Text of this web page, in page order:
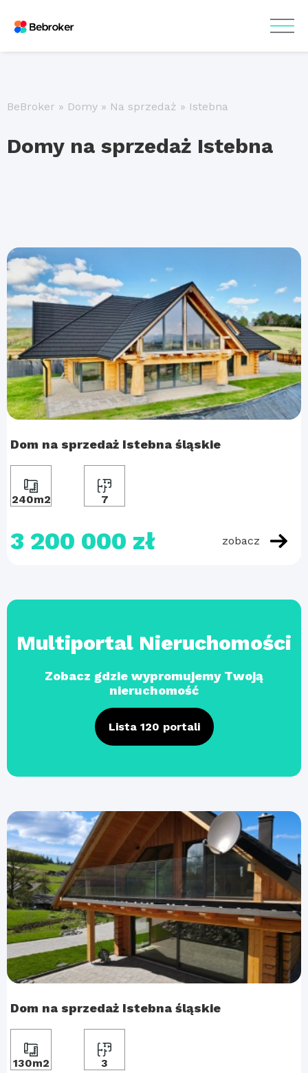
BeBroker » Domy » Na sprzedaż » Istebna
Domy na sprzedaż Istebna
Dom na sprzedaż Istebna śląskie
240m2 7
3 200 000 zł zobacz
Multiportal Nieruchomości
Zobacz gdzie wypromujemy Twoją
nieruchomość
Lista 120 portali
Dom na sprzedaż Istebna śląskie
130m2 3